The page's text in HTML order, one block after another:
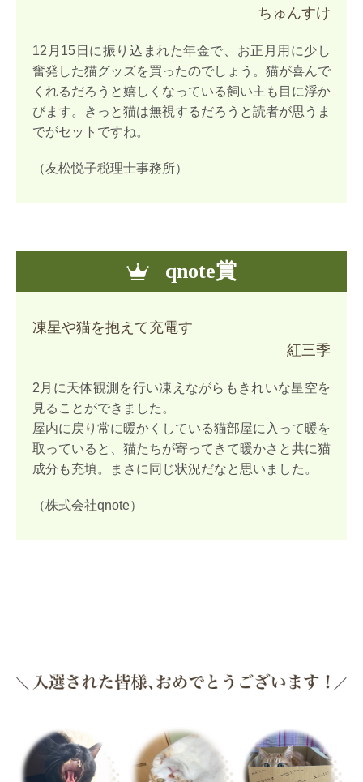
ちゅんすけ
12月15日に振り込まれた年金で、お正月用に少し
奮発した猫グッズを買ったのでしょう。猫が喜んで
くれるだろうと嬉しくなっている飼い主も目に浮か
びます。きっと猫は無視するだろうと読者が思うま
でがセットですね。
（友松悦子税理士事務所）
qnote賞
凍星や猫を抱えて充電す
紅三季
2月に天体観測を行い凍えながらもきれいな星空を
見ることができました。
屋内に戻り常に暖かくしている猫部屋に入って暖を
取っていると、猫たちが寄ってきて暖かさと共に猫
成分も充填。まさに同じ状況だなと思いました。
（株式会社qnote）